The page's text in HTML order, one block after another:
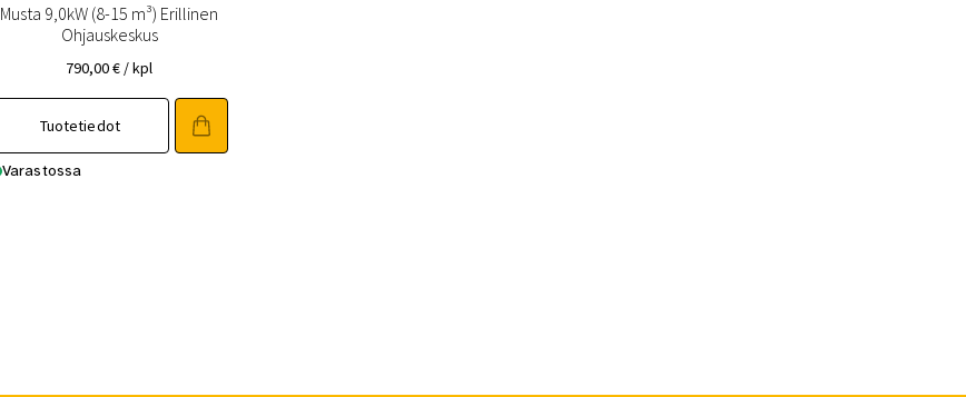
Musta 9,0kW (8-15 m³) Erillinen
Ohjauskeskus
790,00€ / kpl
Tuotetiedot
Varastossa